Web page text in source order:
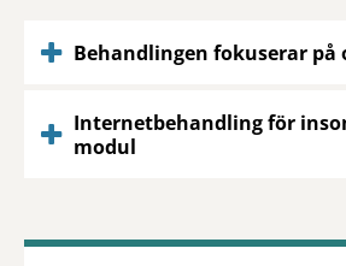
Behandlingen fokuserar på
Internetbehandling för
modul